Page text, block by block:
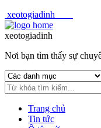
xeotogiadinh
Skip
to
Skip
to
xeotogiadinh
Nơi bạn tìm thấy sự
Trang chủ
Tin tức